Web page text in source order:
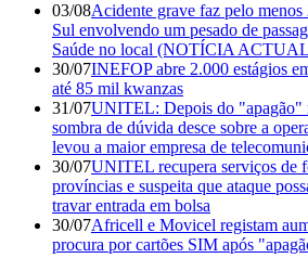
03/08Acidente grave faz pelo
Sul envolvendo um pesado de
Saúde no local (NOTÍCIA
30/07INEFOP abre 2.000 estágios
até 85 mil kwanzas
31/07UNITEL: Depois do "apagão"
sombra de dúvida desce sobre a
levou a maior empresa de
30/07UNITEL recupera serviços de
províncias e suspeita que ataque
travar entrada em bolsa
30/07Africell e Movicel registam
procura por cartões SIM após